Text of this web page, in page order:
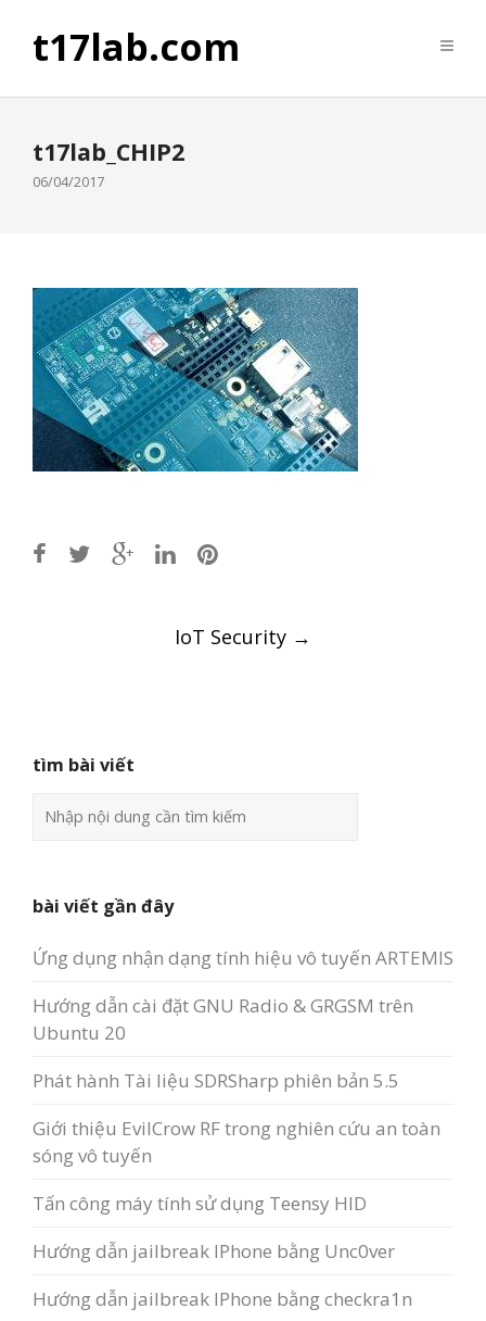
t17lab.com
t17lab_CHIP2
06/04/2017
IoT Security →
tìm bài viết
bài viết gần đây
Ứng dụng nhận dạng tính hiệu vô tuyến ARTEMIS
Hướng dẫn cài đặt GNU Radio & GRGSM trên
Ubuntu 20
Phát hành Tài liệu SDRSharp phiên bản 5.5
Giới thiệu EvilCrow RF trong nghiên cứu an toàn
sóng vô tuyến
Tấn công máy tính sử dụng Teensy HID
Hướng dẫn jailbreak IPhone bằng Unc0ver
Hướng dẫn jailbreak IPhone bằng checkra1n